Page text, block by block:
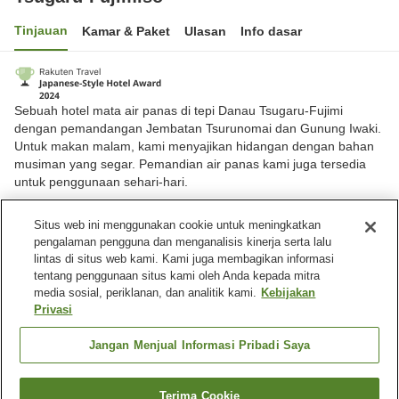
Tinjauan Kamar & Paket Ulasan Info dasar
Sebuah hotel mata air panas di tepi Danau Tsugaru-Fujimi
dengan pemandangan Jembatan Tsurunomai dan Gunung Iwaki.
Untuk makan malam, kami menyajikan hidangan dengan bahan
musiman yang segar. Pemandian air panas kami juga tersedia
untuk penggunaan sehari-hari.
Lihat di peta
Sangat baik Ulasan:179
Fasilitas properti
Tempat parkir
Restoran
Situs web ini menggunakan cookie untuk meningkatkan
pengalaman pengguna dan menganalisis kinerja serta lalu
lintas di situs web kami. Kami juga membagikan informasi
tentang penggunaan situs kami oleh Anda kepada mitra
media sosial, periklanan, dan analitik kami. Kebijakan
Privasi
Jangan Menjual Informasi Pribadi Saya
Terima Cookie